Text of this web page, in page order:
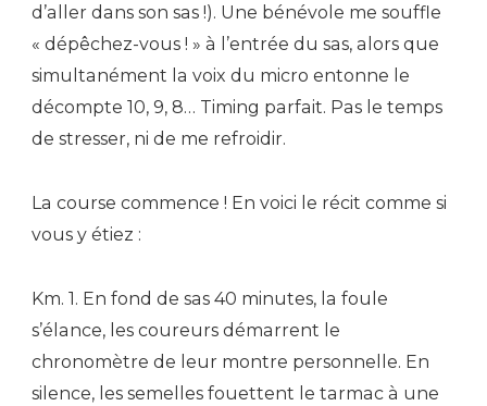
d’aller dans son sas !). Une bénévole me souffle
« dépêchez-vous ! » à l’entrée du sas, alors que
simultanément la voix du micro entonne le
décompte 10, 9, 8… Timing parfait. Pas le temps
de stresser, ni de me refroidir.
La course commence ! En voici le récit comme si
vous y étiez :
Km. 1. En fond de sas 40 minutes, la foule
s’élance, les coureurs démarrent le
chronomètre de leur montre personnelle. En
silence, les semelles fouettent le tarmac à une